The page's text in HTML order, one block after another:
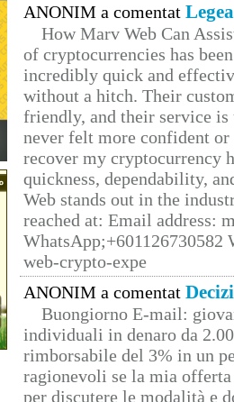
ANONIM a comentat
How Marv Web Can
of cryptocurrencies has
incredibly quick and
without a hitch. Their
friendly, and their service
never felt more confident
recover my cryptocurrency
quickness, dependability,
Web stands out in the
reached at: Email address:
web-crypto-expe
ANONIM a comentat
Buongiorno E-mail:
individuali in denaro da
rimborsabile del 3% in un
ragionevoli se la mia
per discutere le modalità e